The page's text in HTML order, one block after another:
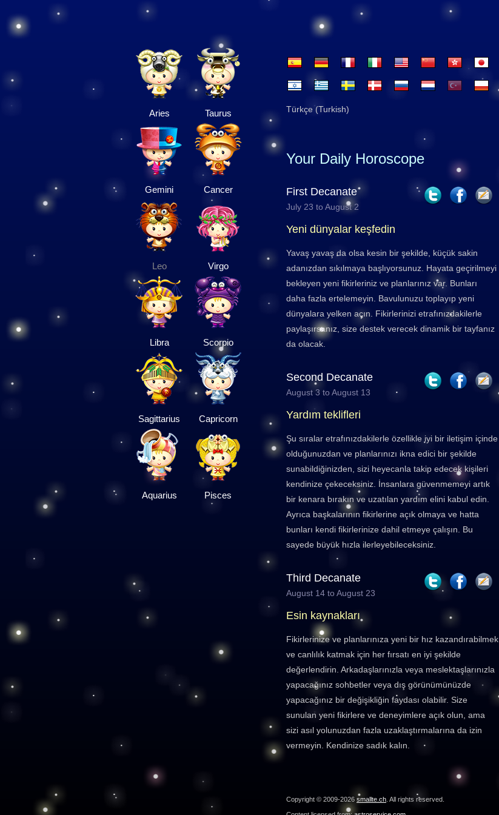
Aries Taurus
Gemini Cancer
Leo Virgo
Libra Scorpio
Sagittarius Capricorn
Aquarius Pisces
Türkçe (Turkish)
Your Daily Horoscope
First Decanate
July 23 to August 2
Yeni dünyalar keşfedin
Yavaş yavaş da olsa kesin bir şekilde, küçük sakin
adanızdan sıkılmaya başlıyorsunuz. Hayata geçirilmeyi
bekleyen yeni fikirleriniz ve planlarınız var. Bunları
daha fazla ertelemeyin. Bavulunuzu toplayıp yeni
dünyalara yelken açın. Fikirlerinizi etrafınızdakilerle
paylaşırsanız, size destek verecek dinamik bir tayfanız
da olacak.
Second Decanate
August 3 to August 13
Yardım teklifleri
Şu sıralar etrafınızdakilerle özellikle iyi bir iletişim içinde
olduğunuzdan ve planlarınızı ikna edici bir şekilde
sunabildiğinizden, sizi heyecanla takip edecek kişileri
kendinize çekeceksiniz. İnsanlara güvenmemeyi artık
bir kenara bırakın ve uzatılan yardım elini kabul edin.
Ayrıca başkalarının fikirlerine açık olmaya ve hatta
bunları kendi fikirlerinize dahil etmeye çalışın. Bu
sayede büyük hızla ilerleyebileceksiniz.
Third Decanate
August 14 to August 23
Esin kaynakları
Fikirlerinize ve planlarınıza yeni bir hız kazandırabilmek
ve canlılık katmak için her fırsatı en iyi şekilde
değerlendirin. Arkadaşlarınızla veya meslektaşlarınızla
yapacağınız sohbetler veya dış görünümünüzde
yapacağınız bir değişikliğin faydası olabilir. Size
sunulan yeni fikirlere ve deneyimlere açık olun, ama
sizi asıl yolunuzdan fazla uzaklaştırmalarına da izin
vermeyin. Kendinize sadık kalın.
Copyright © 2009-2026 smallte.ch . All rights reserved.